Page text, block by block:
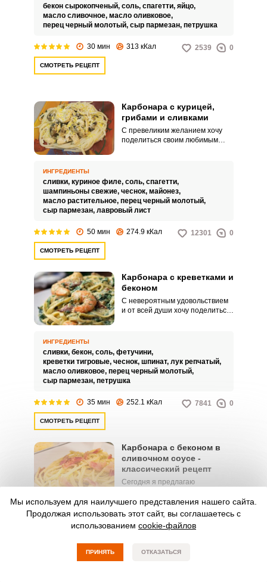
сливочным.
бекон сырокопченый, соль, спагетти, яйцо,
масло сливочное, масло оливковое,
перец черный молотый, сыр пармезан, петрушка
30 мин 313 кКал 2539 0
СМОТРЕТЬ РЕЦЕПТ
Карбонара с курицей,
грибами и сливками
С превеликим желанием хочу
поделиться своим любимым
аппетитным.
ИНГРЕДИЕНТЫ
сливки, куриное филе, соль, спагетти,
шампиньоны свежие, чеснок, майонез,
масло растительное, перец черный молотый,
сыр пармезан, лавровый лист
50 мин 274.9 кКал 12301 0
СМОТРЕТЬ РЕЦЕПТ
Карбонара с креветками и
беконом
С невероятным удовольствием
и от всей души хочу поделиться
креветками и беконом я
частенько готовлю на семейный
обед или ужин.
ИНГРЕДИЕНТЫ
сливки, бекон, соль, фетучини,
креветки тигровые, чеснок, шпинат, лук репчатый,
масло оливковое, перец черный молотый,
сыр пармезан, петрушка
35 мин 252.1 кКал 7841 0
СМОТРЕТЬ РЕЦЕПТ
Карбонара с беконом в
сливочном соусе -
классический рецепт
Сегодня я предлагаю
рецепт карбонары с беконом в
сливочном соусе. Я очень люблю
готовить, но чтобы не тратить
много времени, я чаще всего
ИНГРЕДИЕНТЫ
бекон,соль,спагетти,яичный желток,
сыр пармезан,
масло оливковое
30 мин
Мы используем для наилучшего представления нашего сайта.
Продолжая использовать этот сайт, вы соглашаетесь с
использованием cookie-файлов
ПРИНЯТЬ ОТКАЗАТЬСЯ